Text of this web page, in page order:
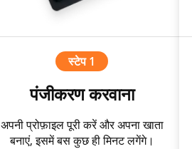
स्टेप 1
पंजीकरण करवाना
अपनी प्रोफ़ाइल पूरी करें और अपना खाता
बनाएं, इसमें बस कुछ ही मिनट लगेंगे।